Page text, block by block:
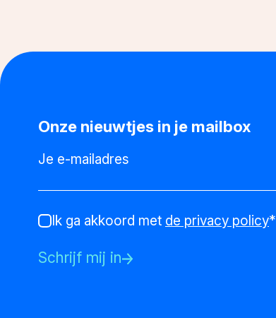
Onze nieuwtjes in je mailbox
Je e-mailadres
Ik ga akkoord met de privacy policy*
Schrijf mij in